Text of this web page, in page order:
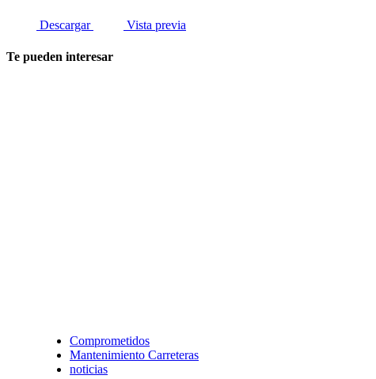
Descargar Vista previa
Te pueden interesar
Comprometidos
Mantenimiento Carreteras
noticias